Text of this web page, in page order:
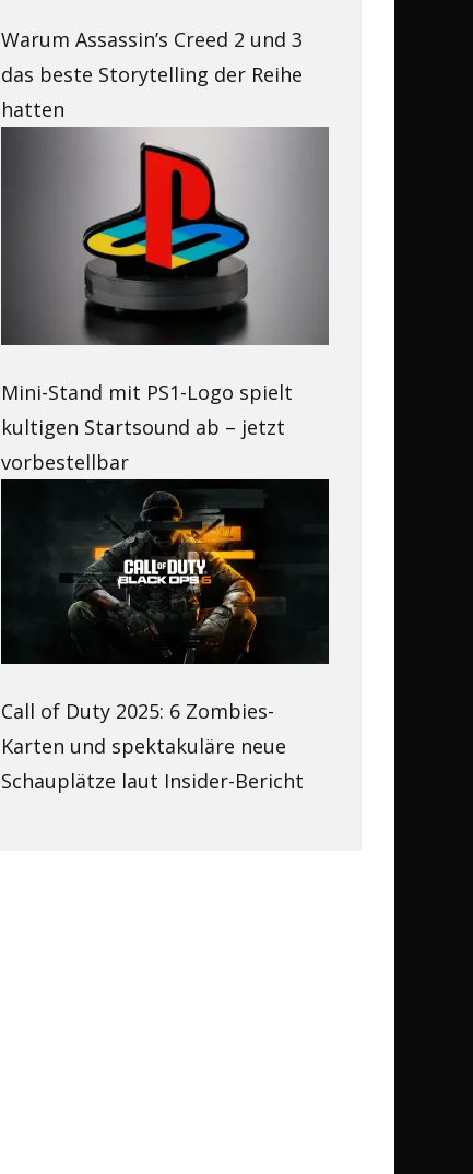
Warum Assassin’s Creed 2 und 3
das beste Storytelling der Reihe
hatten
Mini-Stand mit PS1-Logo spielt
kultigen Startsound ab – jetzt
vorbestellbar
Call of Duty 2025: 6 Zombies-
Karten und spektakuläre neue
Schauplätze laut Insider-Bericht